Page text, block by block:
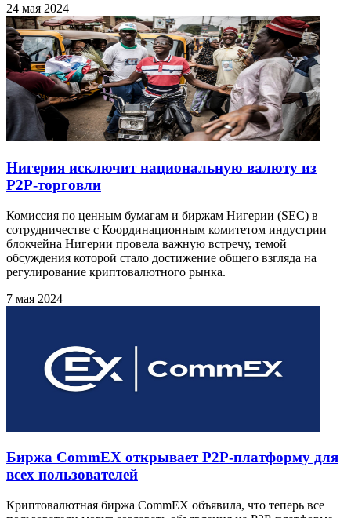
24 мая 2024
Нигерия исключит национальную валюту из
P2P‑торговли
Комиссия по ценным бумагам и биржам Нигерии (SEC) в
сотрудничестве с Координационным комитетом индустрии
блокчейна Нигерии провела важную встречу, темой
обсуждения которой стало достижение общего взгляда на
регулирование криптовалютного рынка.
7 мая 2024
Биржа CommEX открывает P2P‑платформу для
всех пользователей
Криптовалютная биржа CommEX объявила, что теперь все